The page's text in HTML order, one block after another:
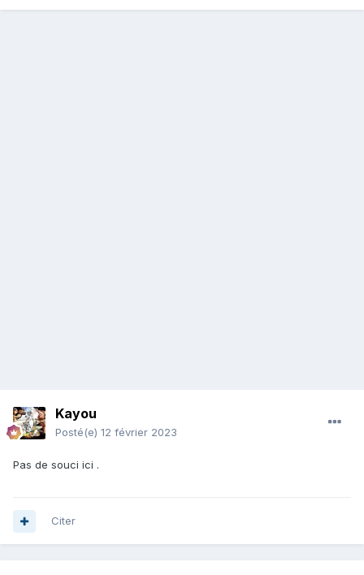
Kayou
Posté(e) 12 février 2023
Pas de souci ici .
Citer